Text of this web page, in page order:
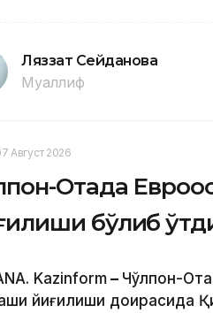
Ляззат Сейданова
Муаллиф
Август 2026
Отада
бўлиб
Kazinform – Чўлпон-Ота
йиғилиши доирасида